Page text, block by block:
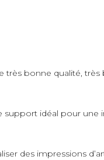
très bonne qualité,
support idéal pour une
des impressions